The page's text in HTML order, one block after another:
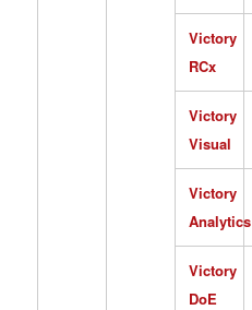
Victory
RCx
Victory
Visual
Victory
Analytics
Victory
DoE